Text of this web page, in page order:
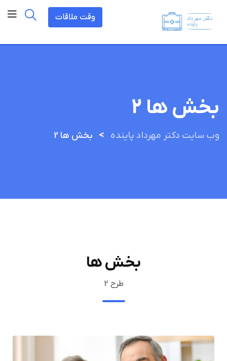
وقت ملاقات
بخش ها 2
وب سایت دکتر مهرداد پاینده > بخش ها 2
بخش ها
طرح 2